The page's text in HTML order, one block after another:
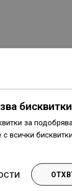
бисквитки
за
с всички